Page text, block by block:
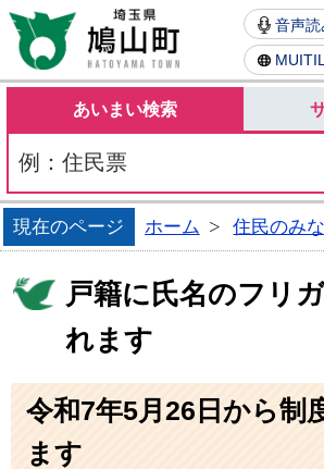
鳩山
音声
あいまい検索
現在のページ ホーム 住民のみ
戸籍に氏名のフリ
れます
令和7年5月26日から制
ます